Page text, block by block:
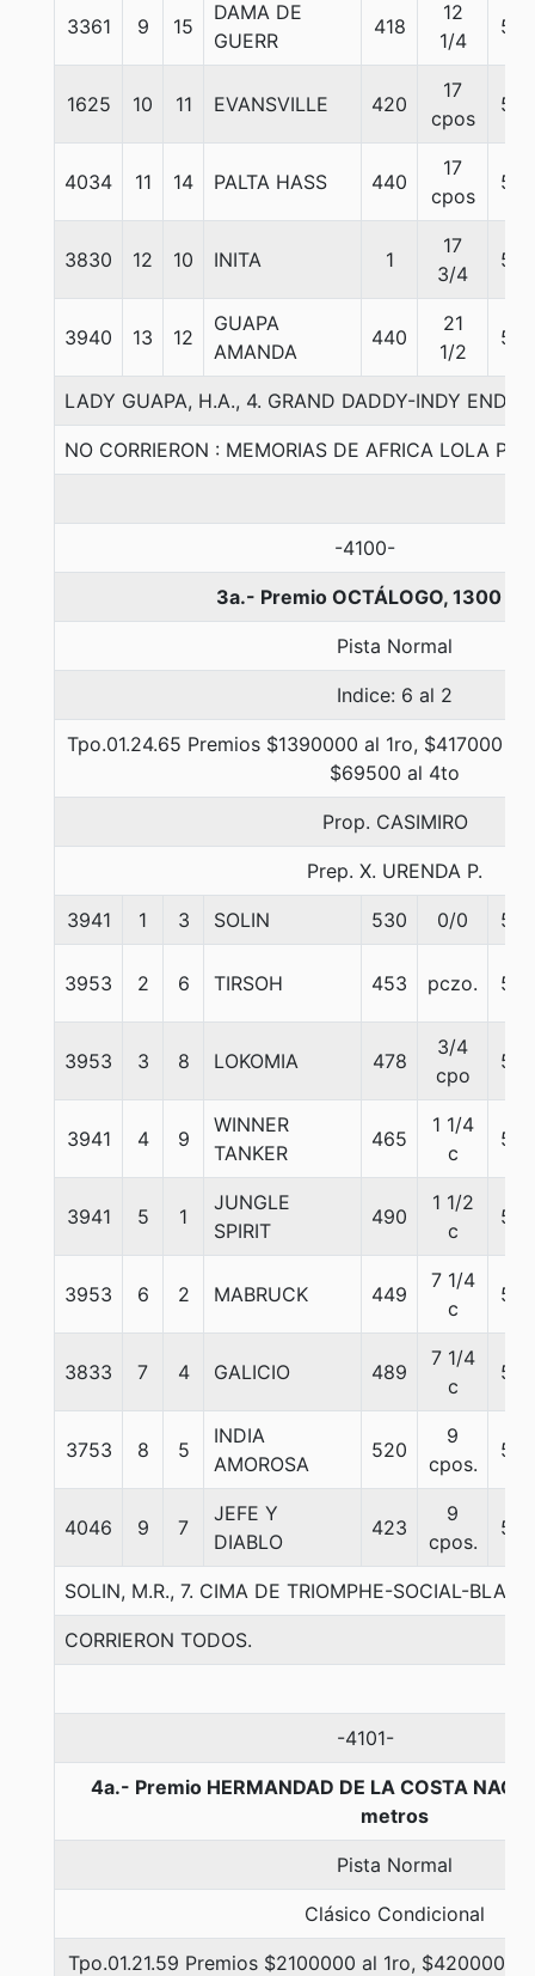
3361 9 15
DAMA DE
GUERR
418
12
1/4
55
1625 10 11 EVANSVILLE 420
17
cpos
55
4034 11 14 PALTA HASS 440
17
cpos
55
3830 12 10 INITA 1
17
3/4
55
3940 13 12
GUAPA
AMANDA
440
21
1/2
55
LADY GUAPA, H.A., 4. GRAND DADDY-INDY END-
NO CORRIERON : MEMORIAS DE AFRICA LOLA
-4100-
3a.- Premio OCTÁLOGO, 1300
Pista Normal
Indice: 6 al 2
Tpo.01.24.65 Premios $1390000 al 1ro, $417000
$69500 al 4to
Prop. CASIMIRO
Prep. X. URENDA P.
3941 1 3 SOLIN 530 0/0 56
3953 2 6 TIRSOH 453 pczo. 57
3953 3 8 LOKOMIA 478
3/4
cpo
58
3941 4 9
WINNER
TANKER
465
1 1/4
c
58
3941 5 1
JUNGLE
SPIRIT
490
1 1/2
c
57
3953 6 2 MABRUCK 449
7 1/4
c
58
3833 7 4 GALICIO 489
7 1/4
c
55
3753 8 5
INDIA
AMOROSA
520
9
cpos.
56
4046 9 7
JEFE Y
DIABLO
423
9
cpos.
54
SOLIN, M.R., 7. CIMA DE TRIOMPHE-SOCIAL-
CORRIERON TODOS.
-4101-
4a.- Premio HERMANDAD DE LA COSTA NAO
metros
Pista Normal
Clásico Condicional
Tpo.01.21.59 Premios $2100000 al 1ro, $420000